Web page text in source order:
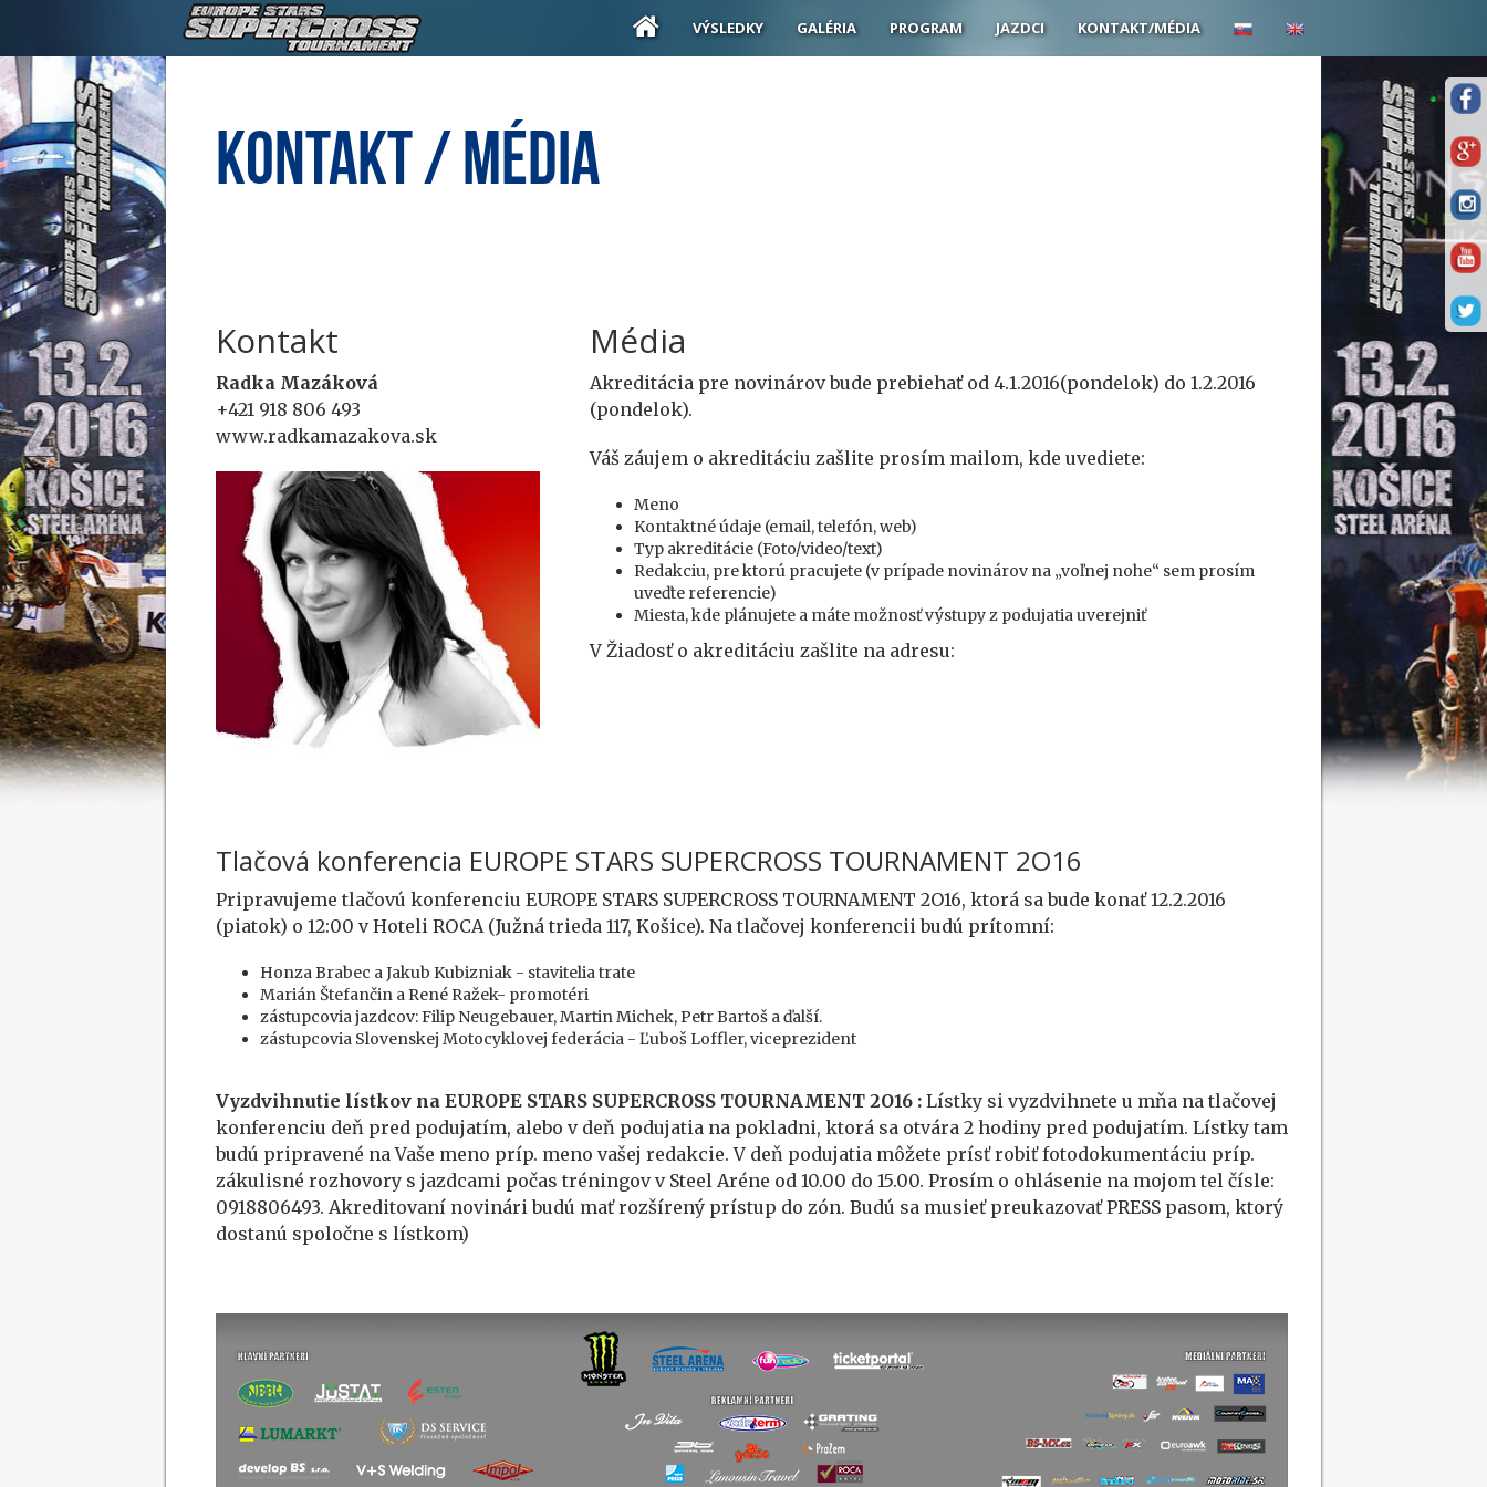
VÝSLEDKY GALÉRIA PROGRAM JAZDCI KONTAKT/MÉDIA
Kontakt / Média
Kontakt
Radka Mazáková
+421 918 806 493
www.radkamazakova.sk
Média
Akreditácia pre novinárov bude prebiehať od 4.1.2016(pondelok) do 1.2.2016
(pondelok).
Váš záujem o akreditáciu zašlite prosím mailom, kde uvediete:
Meno
Kontaktné údaje (email, telefón, web)
Typ akreditácie (Foto/video/text)
Redakciu, pre ktorú pracujete (v prípade novinárov na „voľnej nohe“ sem prosím
uveďte referencie)
Miesta, kde plánujete a máte možnosť výstupy z podujatia uverejniť
V Žiadosť o akreditáciu zašlite na adresu:
Tlačová konferencia EUROPE STARS SUPERCROSS TOURNAMENT 2O16
Pripravujeme tlačovú konferenciu EUROPE STARS SUPERCROSS TOURNAMENT 2O16, ktorá sa bude konať 12.2.2016
(piatok) o 12:00 v Hoteli ROCA (Južná trieda 117, Košice). Na tlačovej konferencii budú prítomní:
Honza Brabec a Jakub Kubizniak - stavitelia trate
Marián Štefančin a René Ražek- promotéri
zástupcovia jazdcov: Filip Neugebauer, Martin Michek, Petr Bartoš a ďalší.
zástupcovia Slovenskej Motocyklovej federácia - Ľuboš Loffler, viceprezident
Vyzdvihnutie lístkov na EUROPE STARS SUPERCROSS TOURNAMENT 2O16 : Lístky si vyzdvihnete u mňa na tlačovej
konferenciu deň pred podujatím, alebo v deň podujatia na pokladni, ktorá sa otvára 2 hodiny pred podujatím. Lístky tam
budú pripravené na Vaše meno príp. meno vašej redakcie. V deň podujatia môžete prísť robiť fotodokumentáciu príp.
zákulisné rozhovory s jazdcami počas tréningov v Steel Aréne od 10.00 do 15.00. Prosím o ohlásenie na mojom tel čísle:
0918806493. Akreditovaní novinári budú mať rozšírený prístup do zón. Budú sa musieť preukazovať PRESS pasom, ktorý
dostanú spoločne s lístkom)